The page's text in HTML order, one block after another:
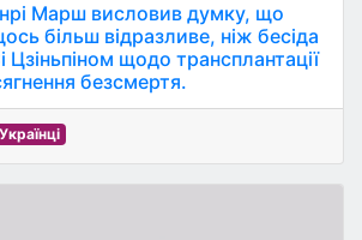
Марш висловив думку, що
більш відразливе, ніж бесіда
Цзіньпіном щодо трансплантації
безсмертя.
Українці